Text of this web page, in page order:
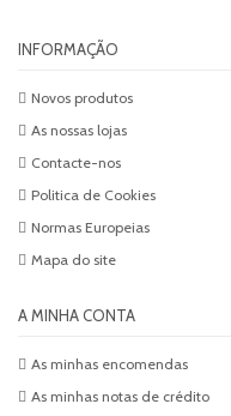
INFORMAÇÃO
Novos produtos
As nossas lojas
Contacte-nos
Politica de Cookies
Normas Europeias
Mapa do site
A MINHA CONTA
As minhas encomendas
As minhas notas de crédito